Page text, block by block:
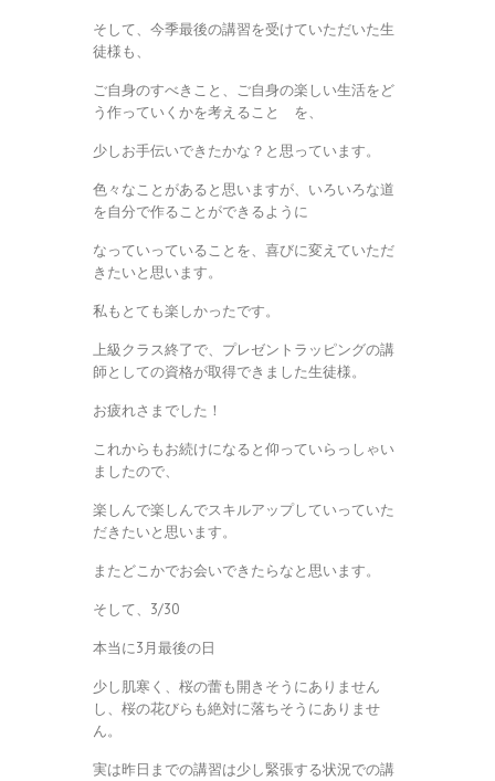
そして、今季最後の講習を受けていただいた生
徒様も、
ご自身のすべきこと、ご自身の楽しい生活をど
う作っていくかを考えること を、
少しお手伝いできたかな？と思っています。
色々なことがあると思いますが、いろいろな道
を自分で作ることができるように
なっていっていることを、喜びに変えていただ
きたいと思います。
私もとても楽しかったです。
上級クラス終了で、プレゼントラッピングの講
師としての資格が取得できました生徒様。
お疲れさまでした！
これからもお続けになると仰っていらっしゃい
ましたので、
楽しんで楽しんでスキルアップしていっていた
だきたいと思います。
またどこかでお会いできたらなと思います。
そして、3/30
本当に3月最後の日
少し肌寒く、桜の蕾も開きそうにありません
し、桜の花びらも絶対に落ちそうにありませ
ん。
実は昨日までの講習は少し緊張する状況での講